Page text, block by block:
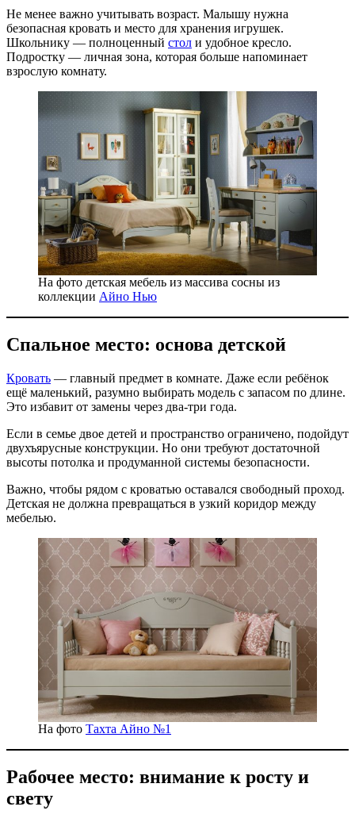
Не менее важно учитывать возраст. Малышу нужна
безопасная кровать и место для хранения игрушек.
Школьнику — полноценный стол и удобное кресло.
Подростку — личная зона, которая больше напоминает
взрослую комнату.
На фото детская мебель из массива сосны из
коллекции Айно Нью
Спальное место: основа детской
Кровать — главный предмет в комнате. Даже если ребёнок
ещё маленький, разумно выбирать модель с запасом по длине.
Это избавит от замены через два-три года.
Если в семье двое детей и пространство ограничено, подойдут
двухъярусные конструкции. Но они требуют достаточной
высоты потолка и продуманной системы безопасности.
Важно, чтобы рядом с кроватью оставался свободный проход.
Детская не должна превращаться в узкий коридор между
мебелью.
На фото Тахта Айно №1
Рабочее место: внимание к росту и
свету